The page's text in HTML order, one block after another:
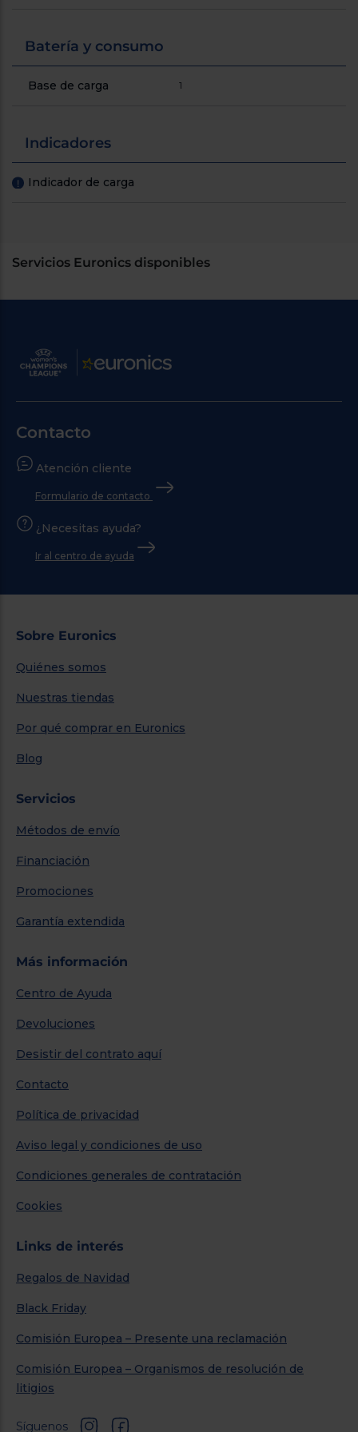
Batería y consumo
Base de carga 1
Indicadores
! Indicador de carga
Servicios Euronics disponibles
Contacto
Atención cliente
Formulario de contacto
¿Necesitas ayuda?
Ir al centro de ayuda
Sobre Euronics
Quiénes somos
Nuestras tiendas
Por qué comprar en Euronics
Blog
Servicios
Métodos de envío
Financiación
Promociones
Garantía extendida
Más información
Centro de Ayuda
Devoluciones
Desistir del contrato aquí
Contacto
Política de privacidad
Aviso legal y condiciones de uso
Condiciones generales de contratación
Cookies
Links de interés
Regalos de Navidad
Black Friday
Comisión Europea – Presente una reclamación
Comisión Europea – Organismos de resolución de
litigios
Síguenos